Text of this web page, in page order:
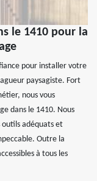
le 1410 pour la
pour installer votre
paysagiste. Fort
nous vous
dans le 1410. Nous
outils adéquats et
Outre la
à tous les